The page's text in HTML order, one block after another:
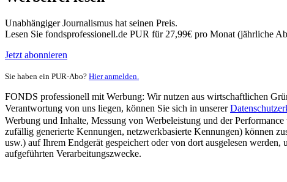
Unabhängiger Journalismus hat seinen Preis.
Lesen Sie fondsprofessionell.de PUR für 27,99€ pro Monat (jährliche
Jetzt abonnieren
Sie haben ein PUR-Abo? Hier anmelden.
FONDS professionell mit Werbung: Wir nutzen aus wirtschaftlichen
Verantwortung von uns liegen, können Sie sich in unserer
Werbung und Inhalte, Messung von Werbeleistung und der
zufällig generierte Kennungen, netzwerkbasierte Kennungen) können
usw.) auf Ihrem Endgerät gespeichert oder von dort ausgelesen
aufgeführten Verarbeitungszwecke.